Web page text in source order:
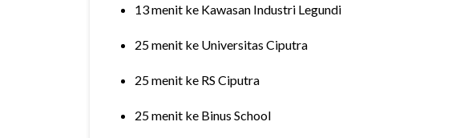
13 menit ke Kawasan Industri Legundi
25 menit ke Universitas Ciputra
25 menit ke RS Ciputra
25 menit ke Binus School